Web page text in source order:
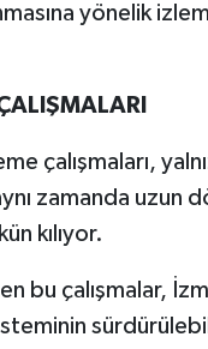
yönelik
çalışmaları,
zamanda uzun
kılıyor.
bu çalışmalar,